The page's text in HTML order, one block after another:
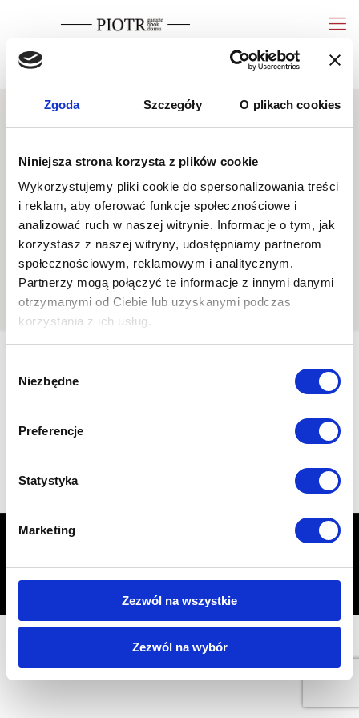
Zgoda Szczegóły O plikach cookies
Niniejsza strona korzysta z plików cookie
Wykorzystujemy pliki cookie do spersonalizowania treści
i reklam, aby oferować funkcje społecznościowe i
analizować ruch w naszej witrynie. Informacje o tym, jak
korzystasz z naszej witryny, udostępniamy partnerom
społecznościowym, reklamowym i analitycznym.
Partnerzy mogą połączyć te informacje z innymi danymi
otrzymanymi od Ciebie lub uzyskanymi podczas
korzystania z ich usług.
zgody
Niezbędne
Preferencje
Statystyka
Marketing
Zezwól na wszystkie
Zezwól na wybór
Pokaż telefon
Duo-classic
środek garażu